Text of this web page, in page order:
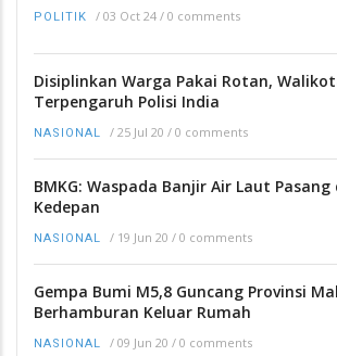
POLITIK / 03 Oct 24 / 0 comments
Disiplinkan Warga Pakai Rotan,
Terpengaruh Polisi India
NASIONAL / 25 Jul 20 / 0 comments
BMKG: Waspada Banjir Air Laut
Kedepan
NASIONAL / 19 Jun 20 / 0 comments
Gempa Bumi M5,8 Guncang Provinsi
Berhamburan Keluar Rumah
NASIONAL / 09 Jun 20 / 0 comments